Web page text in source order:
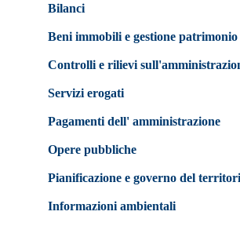
Bilanci
Beni immobili e gestione patrimonio
Controlli e rilievi
Servizi erogati
Pagamenti dell' amministrazione
Opere pubbliche
Pianificazione e governo del
Informazioni ambientali